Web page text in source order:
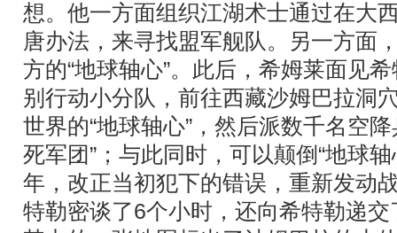
想。他一方面组织江湖术士通过在大
唐办法，来寻找盟军舰队。另一方面
方的“地球轴心”。此后，希姆莱面见
别行动小分队，前往西藏沙姆巴拉洞
世界的“地球轴心”，然后派数千名空
死军团”；与此同时，可以颠倒“地球
年，改正当初犯下的错误，重新发动
特勒密谈了6个小时，还向希特勒递